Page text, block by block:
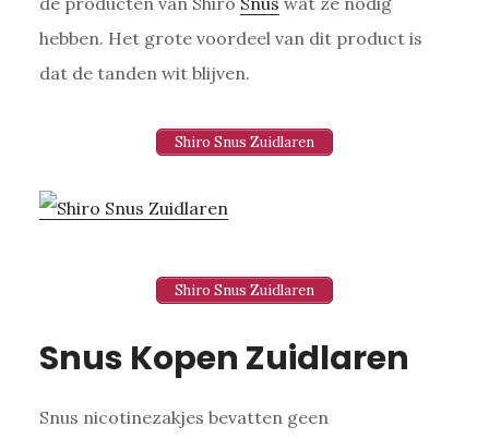
hebben. Het grote voordeel van dit product is
dat de tanden wit blijven.
Shiro Snus Zuidlaren
Shiro Snus Zuidlaren
Snus Kopen Zuidlaren
Snus nicotinezakjes bevatten geen